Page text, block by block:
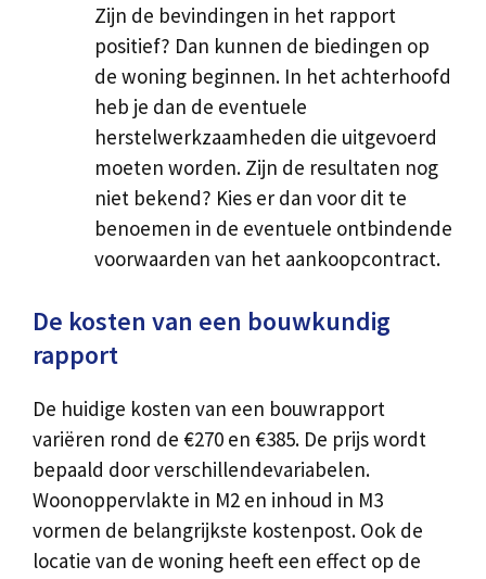
Zijn de bevindingen in het rapport
positief? Dan kunnen de biedingen op
de woning beginnen. In het achterhoofd
heb je dan de eventuele
herstelwerkzaamheden die uitgevoerd
moeten worden. Zijn de resultaten nog
niet bekend? Kies er dan voor dit te
benoemen in de eventuele ontbindende
voorwaarden van het aankoopcontract.
De kosten van een bouwkundig
rapport
De huidige kosten van een bouwrapport
variëren rond de €270 en €385. De prijs wordt
bepaald door verschillendevariabelen.
Woonoppervlakte in M2 en inhoud in M3
vormen de belangrijkste kostenpost. Ook de
locatie van de woning heeft een effect op de